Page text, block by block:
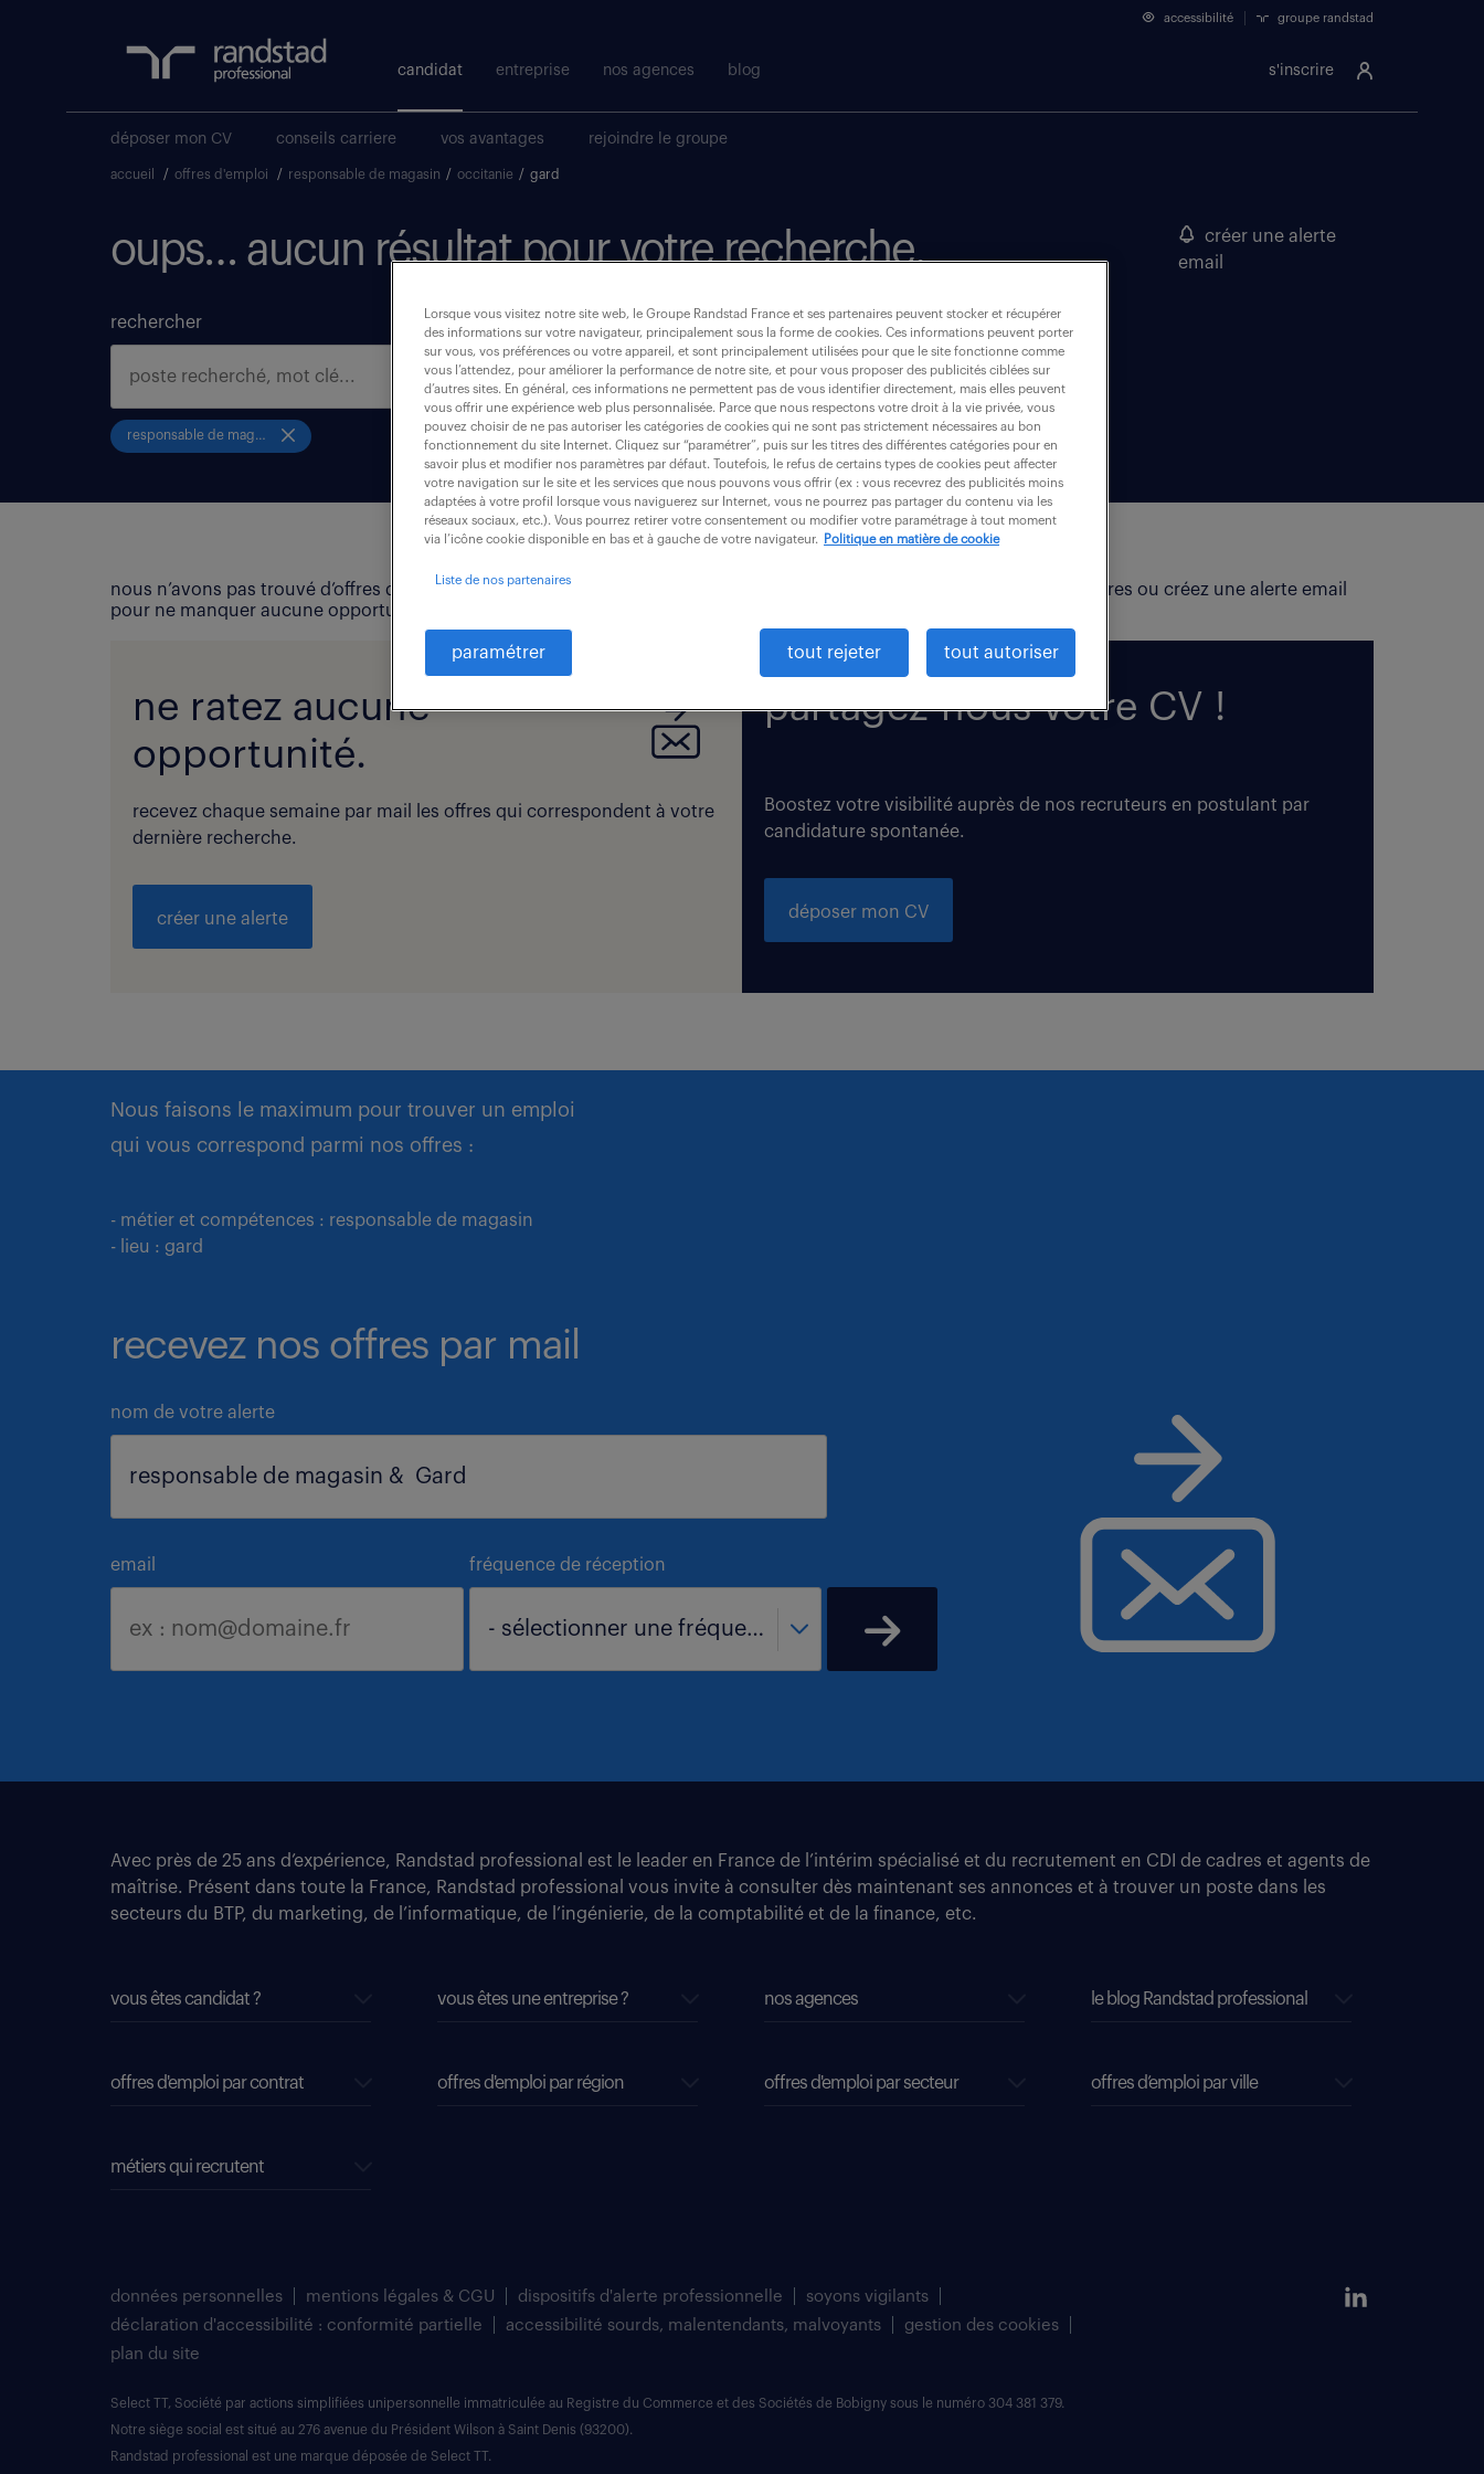
s'inscrire
accessibilité groupe randstad
candidat entreprise nos agences blog
déposer mon CV conseils carriere vos avantages rejoindre le groupe
accueil / offres d'emploi / responsable de magasin / occitanie / gard
oups… aucun résultat pour votre recherche.
créer une alerte
email
rechercher
responsable de magasin
où ?
gard (30)
nous n’avons pas trouvé d’offres d’emploi qui correspondent exactement à vos critères de recherche. Modifiez vos critères ou créez une alerte email
pour ne manquer aucune opportunité !
ne ratez aucune
opportunité.
recevez chaque semaine par mail les offres qui correspondent à votre
dernière recherche.
créer une alerte
partagez-nous votre CV !
Boostez votre visibilité auprès de nos recruteurs en postulant par
candidature spontanée.
déposer mon CV
Nous faisons le maximum pour trouver un emploi
qui vous correspond parmi nos offres :
- métier et compétences : responsable de magasin
- lieu : gard
recevez nos offres par mail
nom de votre alerte
email fréquence de réception
- sélectionner une fréquence -
Avec près de 25 ans d’expérience, Randstad professional est le leader en France de l’intérim spécialisé et du recrutement en CDI de cadres et agents de
maîtrise. Présent dans toute la France, Randstad professional vous invite à consulter dès maintenant ses annonces et à trouver un poste dans les
secteurs du BTP, du marketing, de l’informatique, de l’ingénierie, de la comptabilité et de la finance, etc.
vous êtes candidat ? vous êtes une entreprise ? nos agences le blog Randstad professional
offres d'emploi par contrat offres d'emploi par région offres d'emploi par secteur offres d’emploi par ville
métiers qui recrutent
données personnelles mentions légales & CGU dispositifs d'alerte professionnelle
soyons vigilants
déclaration d'accessibilité : conformité partielle
accessibilité sourds, malentendants, malvoyants
gestion des cookies
plan du site
Select TT, Société par actions simplifiées unipersonnelle immatriculée au Registre du Commerce et des Sociétés de Bobigny sous le numéro 304 381 379.
Notre siège social est situé au 276 avenue du Président Wilson à Saint Denis (93200).
Randstad professional est une marque déposée de Select TT.
Lorsque vous visitez notre site web, le Groupe Randstad France et ses partenaires peuvent stocker et récupérer
des informations sur votre navigateur, principalement sous la forme de cookies. Ces informations peuvent porter
sur vous, vos préférences ou votre appareil, et sont principalement utilisées pour que le site fonctionne comme
vous l’attendez, pour améliorer la performance de notre site, et pour vous proposer des publicités ciblées sur
d’autres sites. En général, ces informations ne permettent pas de vous identifier directement, mais elles peuvent
vous offrir une expérience web plus personnalisée. Parce que nous respectons votre droit à la vie privée, vous
pouvez choisir de ne pas autoriser les catégories de cookies qui ne sont pas strictement nécessaires au bon
fonctionnement du site Internet. Cliquez sur “paramétrer”, puis sur les titres des différentes catégories pour en
savoir plus et modifier nos paramètres par défaut. Toutefois, le refus de certains types de cookies peut affecter
votre navigation sur le site et les services que nous pouvons vous offrir (ex : vous recevrez des publicités moins
adaptées à votre profil lorsque vous naviguerez sur Internet, vous ne pourrez pas partager du contenu via les
réseaux sociaux, etc.). Vous pourrez retirer votre consentement ou modifier votre paramétrage à tout moment
via l’icône cookie disponible en bas et à gauche de votre navigateur.
Politique en matière de cookie
Liste de nos partenaires
paramétrer tout rejeter tout autoriser